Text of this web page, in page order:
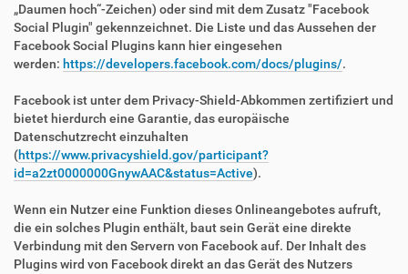
„Daumen hoch“-Zeichen) oder sind mit dem Zusatz "Facebook
Social Plugin" gekennzeichnet. Die Liste und das Aussehen der
Facebook Social Plugins kann hier eingesehen
werden: https://developers.facebook.com/docs/plugins/.
Facebook ist unter dem Privacy-Shield-Abkommen zertifiziert und
bietet hierdurch eine Garantie, das europäische
Datenschutzrecht einzuhalten
(https://www.privacyshield.gov/participant?
id=a2zt0000000GnywAAC&status=Active).
Wenn ein Nutzer eine Funktion dieses Onlineangebotes aufruft,
die ein solches Plugin enthält, baut sein Gerät eine direkte
Verbindung mit den Servern von Facebook auf. Der Inhalt des
Plugins wird von Facebook direkt an das Gerät des Nutzers